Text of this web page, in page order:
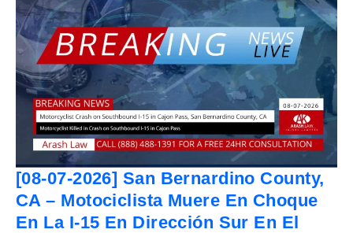
[08-07-2026] San Bernardino County,
CA – Motociclista Muere En Choque
En La I-15 En Dirección Sur En El